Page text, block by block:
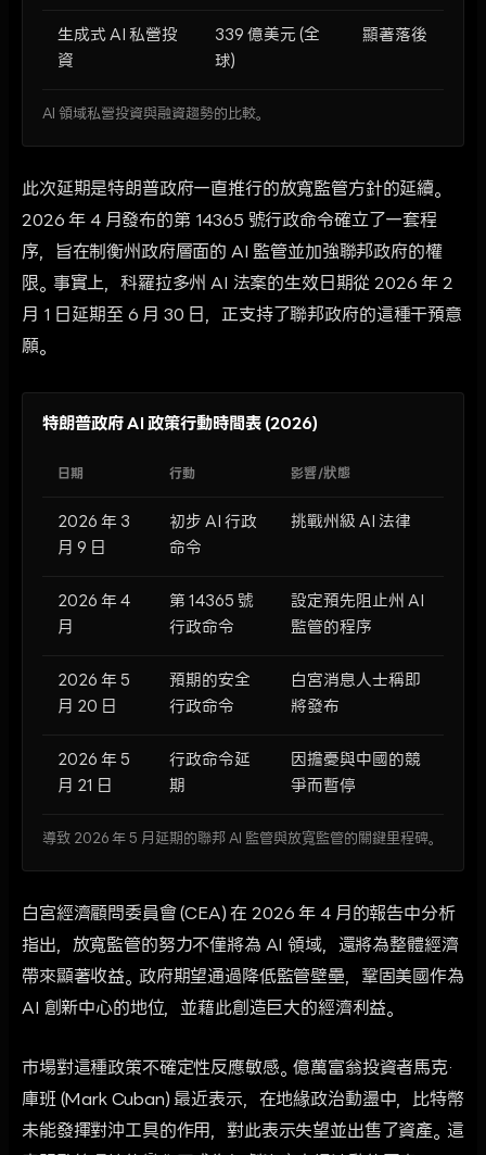
生成式 AI 私營投
資
339 億美元 (全
球)
顯著落後
AI 領域私營投資與融資趨勢的比較。
此次延期是特朗普政府一直推行的放寬監管方針的延續。
2026 年 4 月發布的第 14365 號行政命令確立了一套程
序，旨在制衡州政府層面的 AI 監管並加強聯邦政府的權
限。事實上，科羅拉多州 AI 法案的生效日期從 2026 年 2
月 1 日延期至 6 月 30 日，正支持了聯邦政府的這種干預意
願。
特朗普政府 AI 政策行動時間表 (2026)
日期 行動 影響/狀態
2026 年 3
月 9 日
初步 AI 行政
命令
挑戰州級 AI 法律
2026 年 4
月
第 14365 號
行政命令
設定預先阻止州 AI
監管的程序
2026 年 5
月 20 日
預期的安全
行政命令
白宮消息人士稱即
將發布
2026 年 5
月 21 日
行政命令延
期
因擔憂與中國的競
爭而暫停
導致 2026 年 5 月延期的聯邦 AI 監管與放寬監管的關鍵里程碑。
白宮經濟顧問委員會 (CEA) 在 2026 年 4 月的報告中分析
指出，放寬監管的努力不僅將為 AI 領域，還將為整體經濟
帶來顯著收益。政府期望通過降低監管壁壘，鞏固美國作為
AI 創新中心的地位，並藉此創造巨大的經濟利益。
市場對這種政策不確定性反應敏感。億萬富翁投資者馬克·
庫班 (Mark Cuban) 最近表示，在地緣政治動盪中，比特幣
未能發揮對沖工具的作用，對此表示失望並出售了資產。這